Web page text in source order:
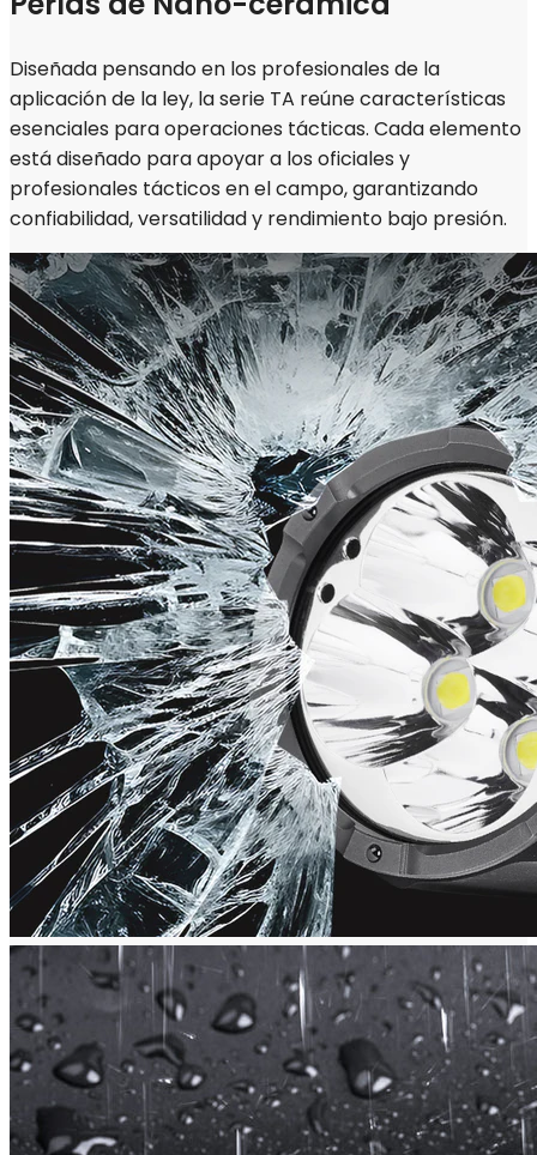
Diseñada pensando en los profesionales de la
aplicación de la ley, la serie TA reúne características
esenciales para operaciones tácticas. Cada elemento
está diseñado para apoyar a los oficiales y
profesionales tácticos en el campo, garantizando
confiabilidad, versatilidad y rendimiento bajo presión.